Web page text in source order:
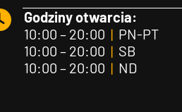
Godziny otwarcia:
10:00 – 20:00 |PN-PT
10:00 – 20:00 |SB
10:00 – 20:00 |ND